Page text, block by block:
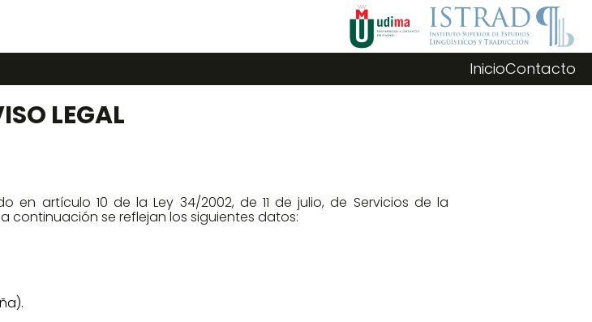
InicioContacto
LEGAL
artículo 10 de la Ley 34/2002, de 11 de julio, de Servicios de la
continuación se reflejan los siguientes datos: